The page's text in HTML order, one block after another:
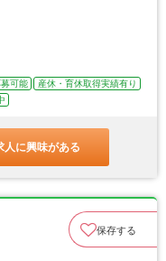
可能
産休・育休取得実績有り
人に興味がある
保存する